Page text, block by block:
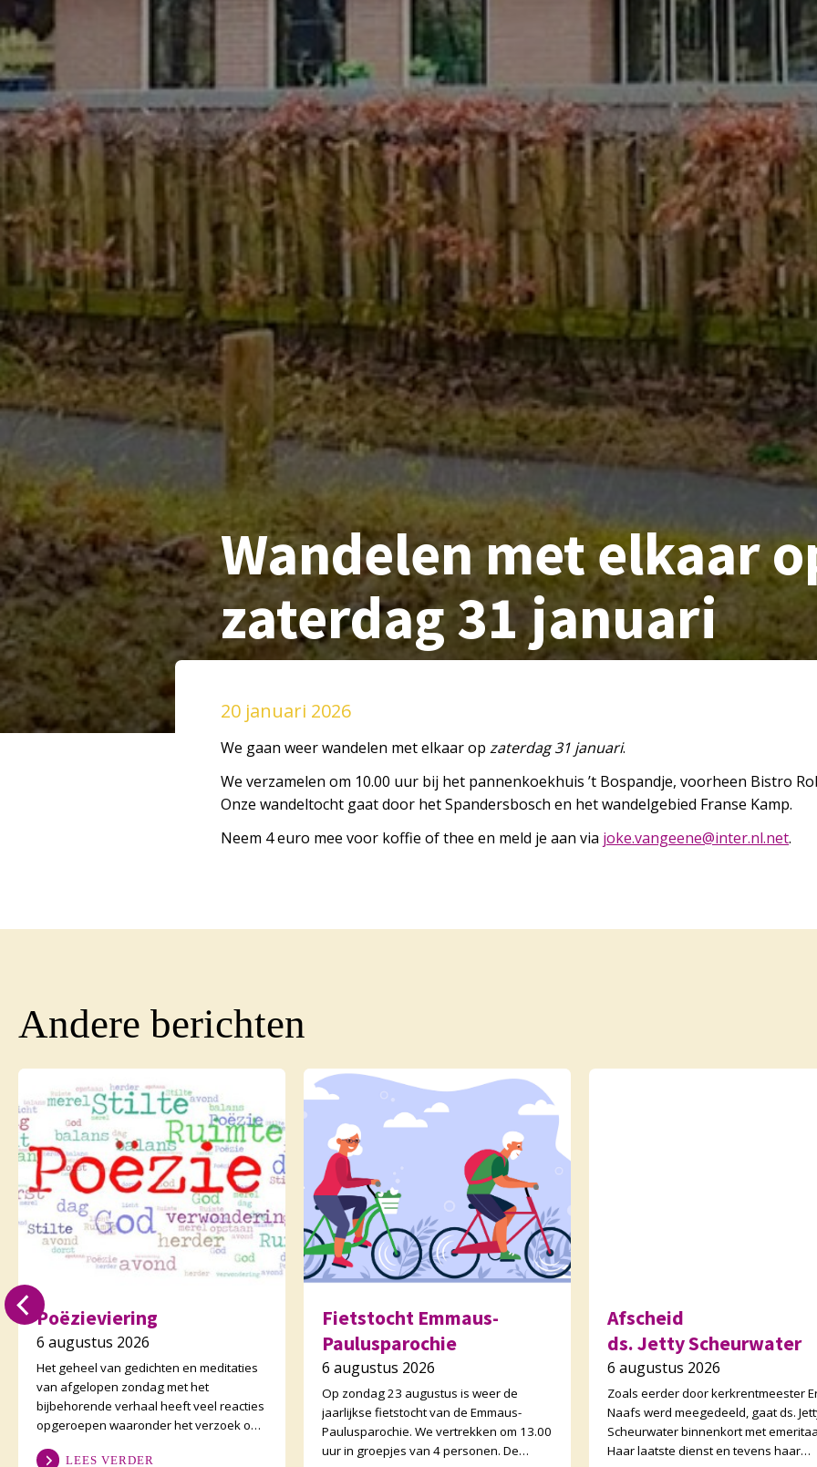
Wandelen met elkaar
zaterdag 31 januari
20 januari 2026
We gaan weer wandelen met elkaar op zaterdag 31 januari.
We verzamelen om 10.00 uur bij het pannenkoekhuis ’t Bospandje, voorheen Bistro
Onze wandeltocht gaat door het Spandersbosch en het wandelgebied Franse Kamp.
Neem 4 euro mee voor koffie of thee en meld je aan via
ten.l
n.ret
ni@en
eegna
v.eko
j .
Andere berichten
Poëzieviering
6 augustus 2026
Het geheel van gedichten en meditaties
van afgelopen zondag met het
bijbehorende verhaal heeft veel reacties
opgeroepen waaronder het verzoek om
daarvoor het preeka
LEES VERDER
Fietstocht Emmaus-
Paulusparochie
6 augustus 2026
Op zondag 23 augustus is weer de
jaarlijkse fietstocht van de Emmaus-
Paulusparochie. We vertrekken om 13.00
uur in groepjes van 4 personen. De
Afscheid
ds. Jetty Scheurwater
6 augustus 2026
Zoals eerder door kerkrentmeester
Naafs werd meegedeeld, gaat ds.
Scheurwater binnenkort met
Haar laatste dienst en tevens haar